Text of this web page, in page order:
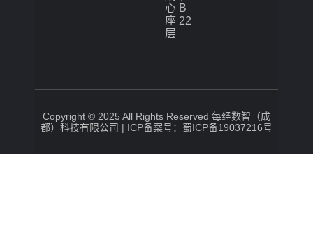
心 B
座 22
层
Copyright © 2025 All Rights Reserved 每经数智（成
都）科技有限公司 | ICP备案号：蜀ICP备19037216号